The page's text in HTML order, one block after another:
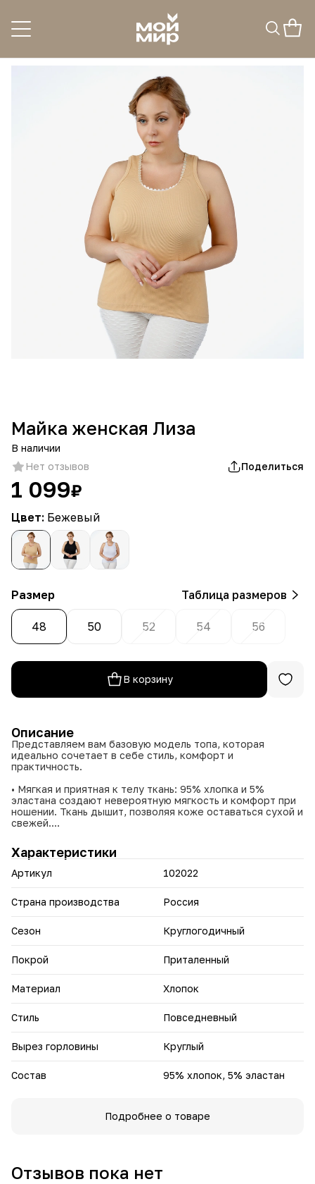
Майка женская Лиза
В наличии
Нет отзывов
Поделиться
1 099₽
Цвет: Бежевый
Размер Таблица размеров
48 50 52 54 56
В корзину
Описание
Представляем вам базовую модель топа, которая
идеально сочетает в себе стиль, комфорт и
практичность.
• Мягкая и приятная к телу ткань: 95% хлопка и 5%
эластана создают невероятную мягкость и комфорт при
ношении. Ткань дышит, позволяя коже оставаться сухой и
свежей.
не создавая дискомфорта даже при длительной носке.
• Изящный кружевной элемент добавляет женственности
и изысканности, делая майку идеальной как для
повседневной носки, так и для романтического вечера.
Эта майка станет вашим любимым предметом гардероба,
Характеристики
Артикул 102022
Страна производства Россия
Сезон Круглогодичный
Покрой Приталенный
Материал Хлопок
Стиль Повседневный
Вырез горловины Круглый
Состав 95% хлопок, 5% эластан
Подробнее о товаре
Отзывов пока нет